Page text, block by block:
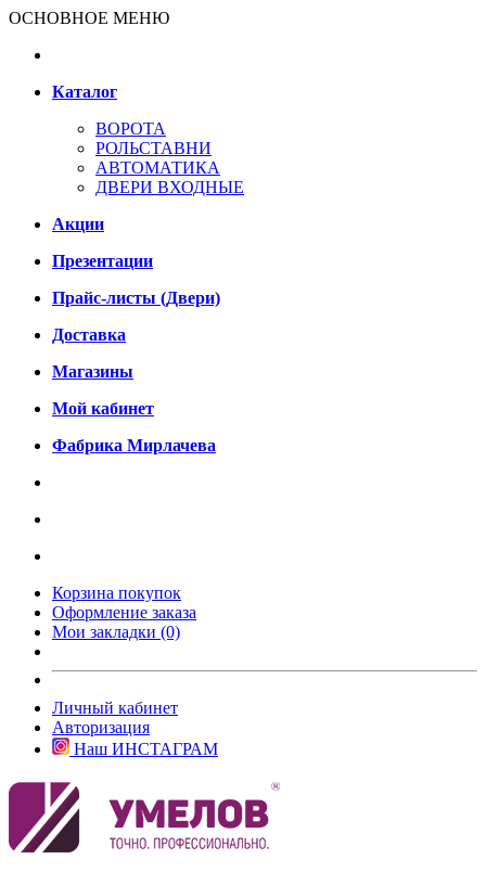
ОСНОВНОЕ МЕНЮ
Каталог
ВОРОТА
РОЛЬСТАВНИ
АВТОМАТИКА
ДВЕРИ ВХОДНЫЕ
Акции
Презентации
Прайс-листы (Двери)
Доставка
Магазины
Мой кабинет
Фабрика Мирлачева
Корзина покупок
Оформление заказа
Мои закладки (0)
Личный кабинет
Авторизация
Наш ИНСТАГРАМ